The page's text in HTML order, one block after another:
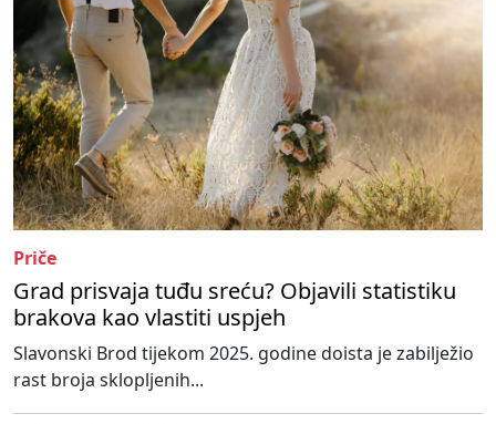
Priče
Grad prisvaja tuđu sreću? Objavili statistiku
brakova kao vlastiti uspjeh
Slavonski Brod tijekom 2025. godine doista je zabilježio
rast broja sklopljenih...